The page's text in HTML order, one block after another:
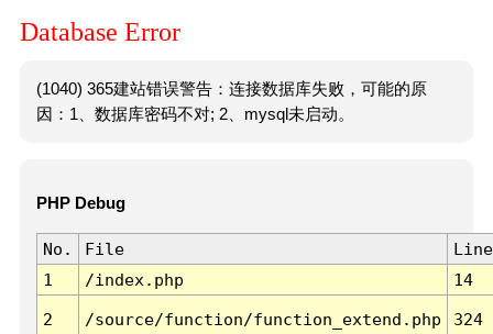
Database Error
(1040) 365建站错误警告：连接数据库失败，可能的原
因：1、数据库密码不对; 2、mysql未启动。
PHP Debug
No. File
Line
1
/index.php 14
2 /source/function/function_extend.php 324